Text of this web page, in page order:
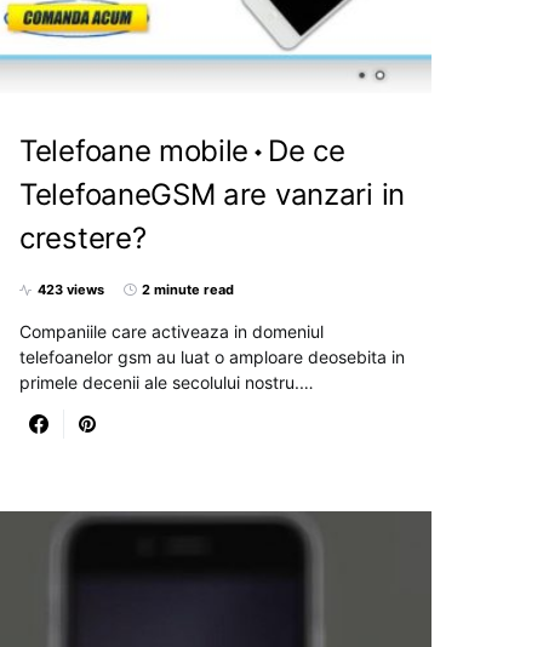
Telefoane mobile
De ce
TelefoaneGSM are vanzari in
crestere?
423 views 2 minute read
Companiile care activeaza in domeniul
telefoanelor gsm au luat o amploare deosebita in
primele decenii ale secolului nostru.…